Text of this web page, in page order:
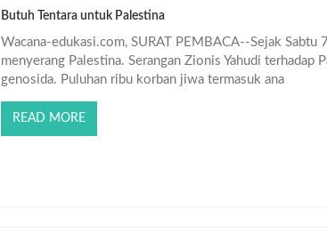
Butuh Tentara untuk Palestina
Wacana-edukasi.com, SURAT PEMBACA--Sejak
menyerang Palestina. Serangan Zionis Yahudi terhadap
genosida. Puluhan ribu korban jiwa termasuk ana
READ MORE